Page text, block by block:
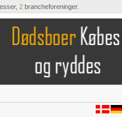
2brancheforeninger.